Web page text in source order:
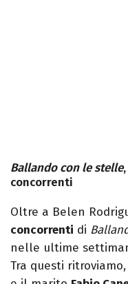
Ballando con le stelle
concorrenti
Oltre a Belen
concorrenti di
nelle ultime
Tra questi